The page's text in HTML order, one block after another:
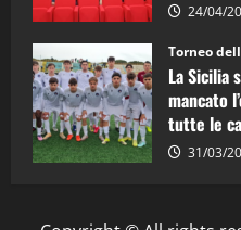
24/04/
Torneo
La Sicilia
mancato
tutte le
31/03/